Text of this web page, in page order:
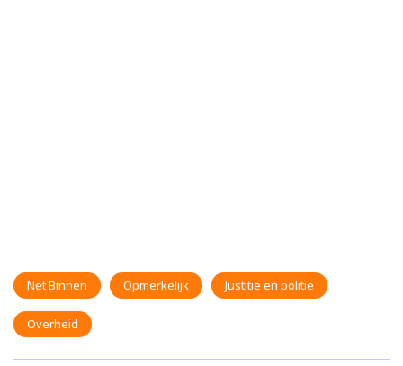
Net Binnen Opmerkelijk Justitie en politie
Overheid